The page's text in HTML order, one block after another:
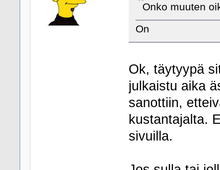
Onko muuten
On
Ok, täytyypä
julkaistu aika
sanottiin,
kustantajalta.
sivuilla.